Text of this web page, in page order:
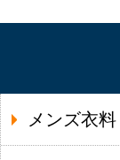
メンズ衣料